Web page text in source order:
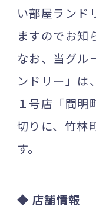
い部屋ランド
ますのでお知
なお、当グル
ンドリー」は
１号店「間明
切りに、竹林
す。
◆ 店舗情報